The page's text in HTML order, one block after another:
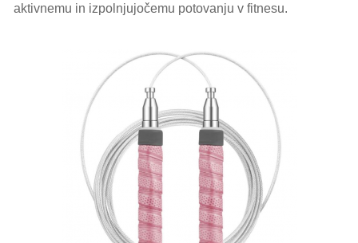
aktivnemu in izpolnjujočemu potovanju v fitnesu.